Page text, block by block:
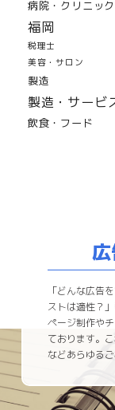
病院・クリニック
福岡
税理士
美容・サロン
製造
製造・サービ
飲食・フード
「どんな広告
ストは適性？
ページ制作や
ております。
などあらゆる